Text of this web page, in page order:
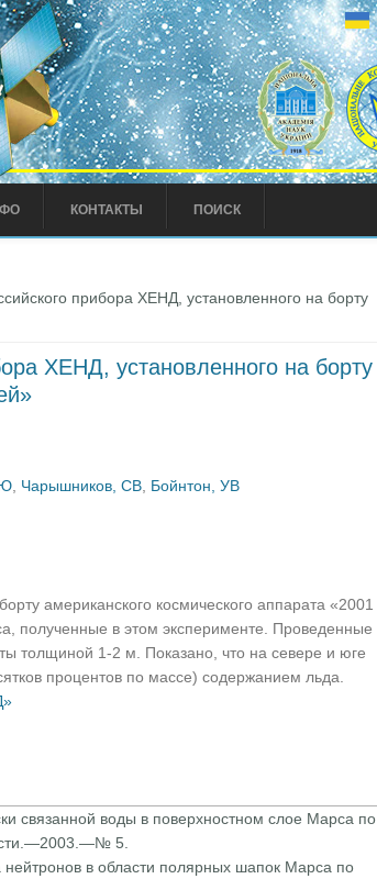
КОНТАКТЫ ПОИСК
прибора ХЕНД, установленного на борту
ХЕНД, установленного на борту
, Чарышников, СВ, Бойнтон, УВ
американского космического аппарата «2001
полученные в этом эксперименте. Проведенные
толщиной 1-2 м. Показано, что на севере и юге
процентов по массе) содержанием льда.
связанной воды в поверхностном слое Марса по
5.
в области полярных шапок Марса по